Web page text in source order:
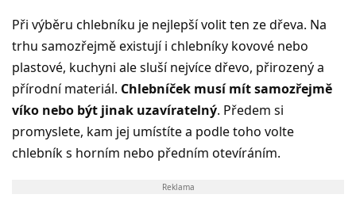
Při výběru chlebníku je nejlepší volit ten ze dřeva. Na
trhu samozřejmě existují i chlebníky kovové nebo
plastové, kuchyni ale sluší nejvíce dřevo, přirozený a
přírodní materiál. Chlebníček musí mít samozřejmě
víko nebo být jinak uzavíratelný. Předem si
promyslete, kam jej umístíte a podle toho volte
chlebník s horním nebo předním otevíráním.
Reklama